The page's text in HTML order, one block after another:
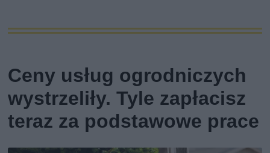
Ceny usług ogrodniczych
wystrzeliły. Tyle zapłacisz
teraz za podstawowe prace